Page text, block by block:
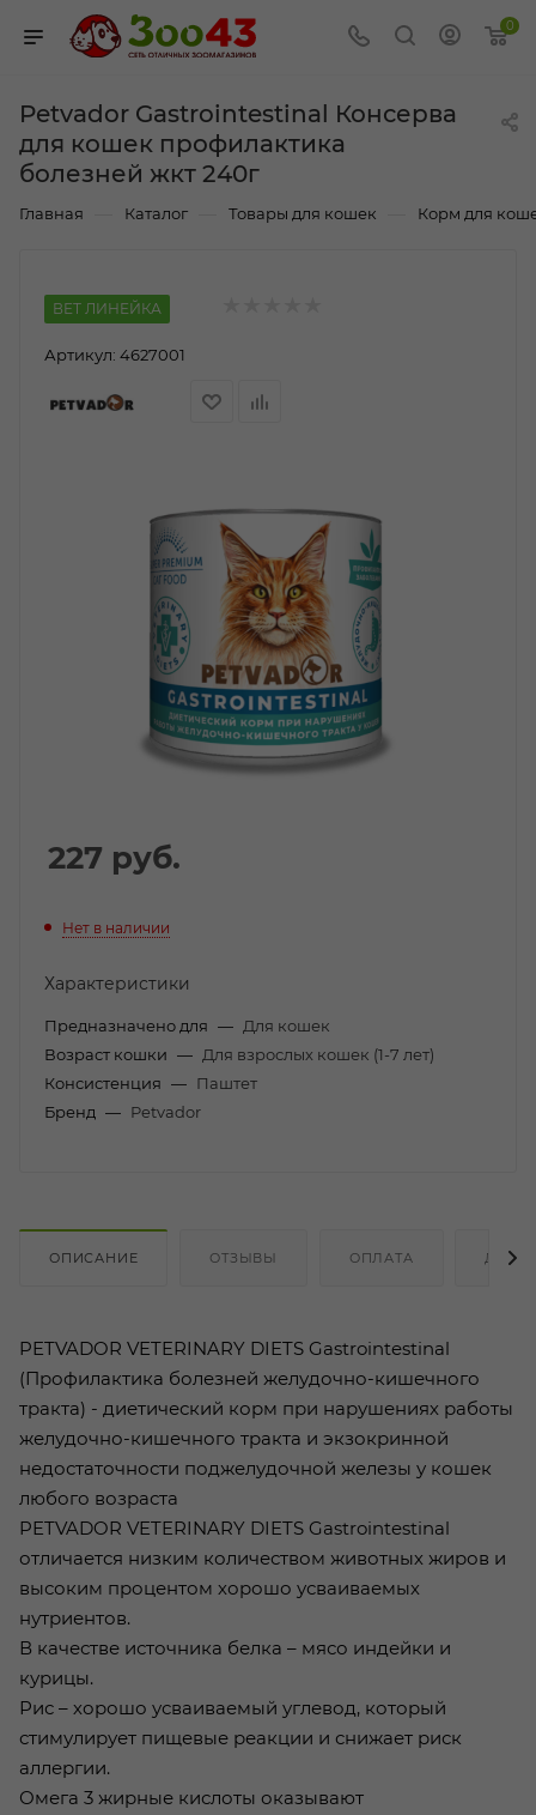
0
Petvador Gastrointestinal Консерва
для кошек профилактика
болезней жкт 240г
Главная Каталог Товары для кошек Корм для
ВЕТ ЛИНЕЙКА
Артикул: 4627001
227 руб.
Нет в наличии
Характеристики
Предназначено для — Для кошек
Возраст кошки — Для взрослых кошек (1-7 лет)
Консистенция — Паштет
Бренд — Petvador
ОПИСАНИЕ ОТЗЫВЫ ОПЛАТА
PETVADOR VETERINARY DIETS Gastrointestinal
(Профилактика болезней желудочно-кишечного
тракта) - диетический корм при нарушениях работы
желудочно-кишечного тракта и экзокринной
недостаточности поджелудочной железы у кошек
любого возраста
PETVADOR VETERINARY DIETS Gastrointestinal
отличается низким количеством животных жиров и
высоким процентом хорошо усваиваемых
нутриентов.
В качестве источника белка – мясо индейки и
курицы.
Рис – хорошо усваиваемый углевод, который
стимулирует пищевые реакции и снижает риск
аллергии.
Омега 3 жирные кислоты оказывают